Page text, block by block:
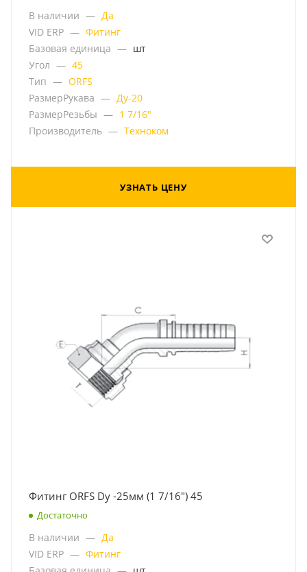
В наличии — Да
VID ERP — Фитинг
Базовая единица — шт
Угол — 45
Тип — ORFS
РазмерРукава — Ду-20
РазмерРезьбы — 1 7/16"
Производитель — Техноком
УЗНАТЬ ЦЕНУ
Фитинг ORFS Dу -25мм (1 7/16") 45
Достаточно
В наличии — Да
VID ERP — Фитинг